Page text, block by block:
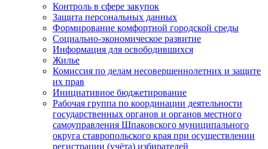
Контроль в сфере закупок
Защита персональных данных
Формирование комфортной городской среды
Социально-экономическое развитие
Информация для освободившихся
Жилье
Комиссия по делам несовершеннолетних и защите
их прав
Инициативное бюджетирование
Рабочая группа по координации деятельности
государственных органов и органов местного
самоуправления Шпаковского муниципального
округа ставропольского края при осуществлении
регистрации (учёта) избирателей